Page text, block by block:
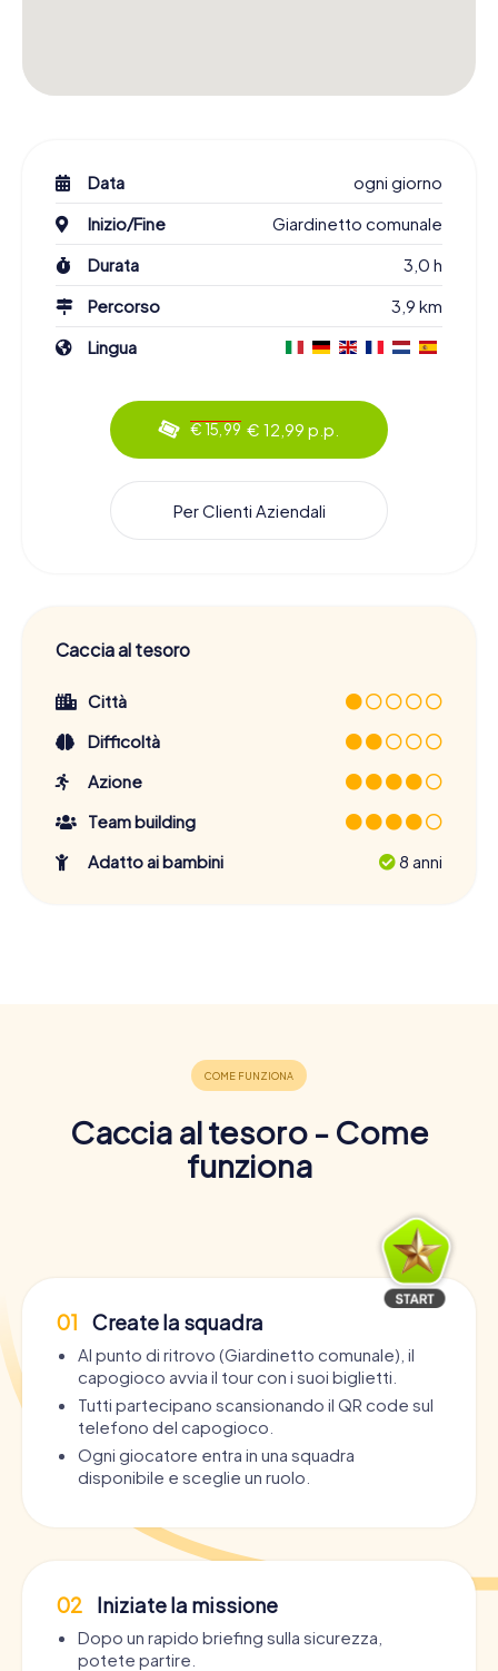
Data
ogni giorno
Inizio/Fine
Giardinetto comunale
Durata
3,0 h
Percorso
3,9 km
Lingua
€ 15,99 € 12,99 p.p.
Per Clienti Aziendali
Caccia al tesoro
Città
Difficoltà
Azione
Team building
Adatto ai bambini
8 anni
Caccia al tesoro - Come
funziona
01 Create la squadra
Al punto di ritrovo (Giardinetto comunale), il
capogioco avvia il tour con i suoi biglietti.
Tutti partecipano scansionando il QR code sul
telefono del capogioco.
Ogni giocatore entra in una squadra
disponibile e sceglie un ruolo.
02 Iniziate la missione
Dopo un rapido briefing sulla sicurezza,
potete partire.